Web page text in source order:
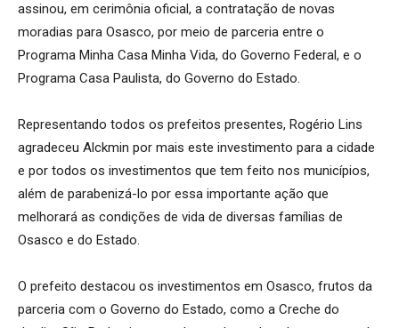
assinou, em cerimônia oficial, a contratação de novas
moradias para Osasco, por meio de parceria entre o
Programa Minha Casa Minha Vida, do Governo Federal, e o
Programa Casa Paulista, do Governo do Estado.
Representando todos os prefeitos presentes, Rogério Lins
agradeceu Alckmin por mais este investimento para a cidade
e por todos os investimentos que tem feito nos municípios,
além de parabenizá-lo por essa importante ação que
melhorará as condições de vida de diversas famílias de
Osasco e do Estado.
O prefeito destacou os investimentos em Osasco, frutos da
parceria com o Governo do Estado, como a Creche do